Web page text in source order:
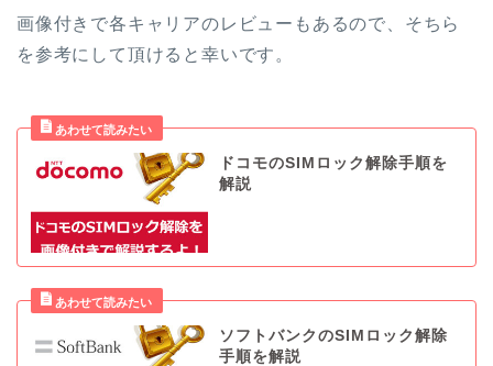
画像付きで各キャリアのレビューもあるので、そちら
を参考にして頂けると幸いです。
ドコモのSIMロック解除手順を
解説
ソフトバンクのSIMロック解除
手順を解説